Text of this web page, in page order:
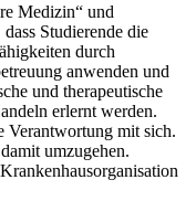
Medizin“ und
Studierende die
durch
anwenden und
und therapeutische
erlernt werden.
Verantwortung mit sich.
umzugehen.